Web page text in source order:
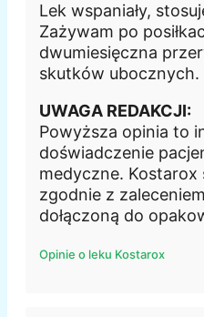
Lek wspaniały,
Zażywam po
dwumiesięczna
skutków ubocznych.
UWAGA REDAKCJI:
Powyższa opinia to
doświadczenie
medyczne. Kostarox
zgodnie z
dołączoną do
Opinie o leku Kostarox